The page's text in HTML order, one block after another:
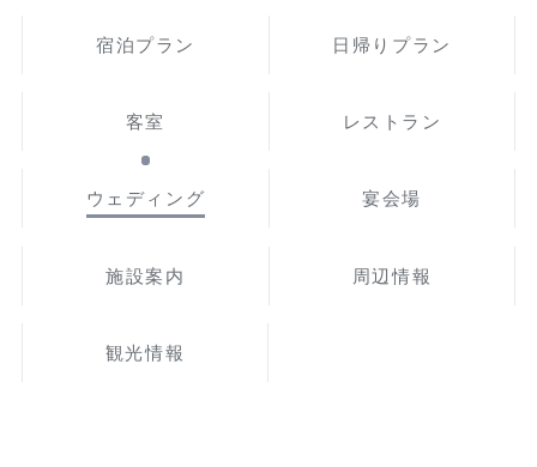
宿泊プラン 日帰りプラン
客室 レストラン
ウェディング 宴会場
施設案内 周辺情報
観光情報